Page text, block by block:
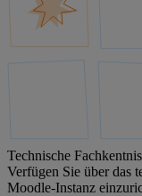
Technische Fachkentnis
Verfügen Sie über das
Moodle-Instanz